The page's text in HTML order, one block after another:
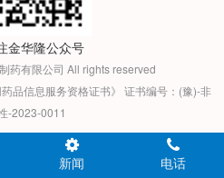
金华隆公众号
药有限公司 All rights reserved
药品信息服务资格证书》 证书编号：(豫)-非
-2023-0011
新闻 电话